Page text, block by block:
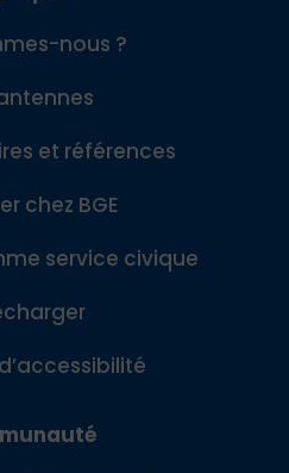
nous ?
et références
chez BGE
service civique